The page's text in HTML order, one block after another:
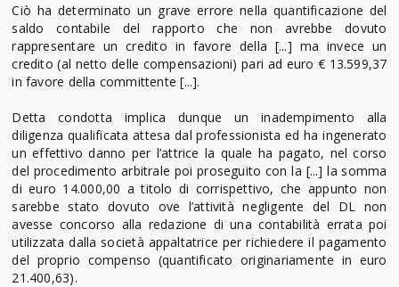
Ciò ha determinato un grave errore nella quantificazione del
saldo contabile del rapporto che non avrebbe dovuto
rappresentare un credito in favore della [...] ma invece un
credito (al netto delle compensazioni) pari ad euro € 13.599,37
in favore della committente [...].
Detta condotta implica dunque un inadempimento alla
diligenza qualificata attesa dal professionista ed ha ingenerato
un effettivo danno per l’attrice la quale ha pagato, nel corso
del procedimento arbitrale poi proseguito con la [...] la somma
di euro 14.000,00 a titolo di corrispettivo, che appunto non
sarebbe stato dovuto ove l’attività negligente del DL non
avesse concorso alla redazione di una contabilità errata poi
utilizzata dalla società appaltatrice per richiedere il pagamento
del proprio compenso (quantificato originariamente in euro
21.400,63).